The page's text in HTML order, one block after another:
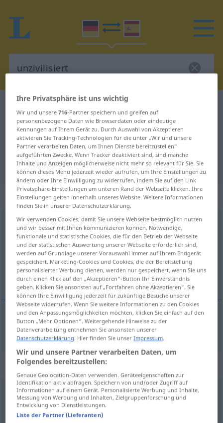
Deutsch-Spanisch Wörterbuch
Deutsch-Spanisch Übersetzung für
"unzivilisiert"
"unzivilisiert" Spanisch Übersetzung
„unzivilisiert“: Adjektiv
unzivilisiertadj PEJ
Übersicht aller Übersetzungen
(Für mehr Details die Übersetzung anklicken/antippen)
no civilizado, bárbaro
nocivilizado,bárbaro unzivilisiert
Synonyme für "unzivilisiert"
kulturlos,bildungsfern (geh.),unkultiviert,ungebildet
Ihre Privatsphäre ist uns wichtig
Wir und unsere716-Partner speichern und greifen auf
personenbezogene Daten wie Browserdaten oder eindeutige
Kennungen auf Ihrem Gerät zu. Durch Auswahl von Akzeptieren
aktivieren Sie Tracking-Technologien für die unter „Wir und unsere
Partner verarbeiten Daten, um Ihnen Dienste bereitzustellen“
aufgeführten Zwecke. Wenn Tracker deaktiviert sind, sind manche
Inhalte und Anzeigen möglicherweise nicht mehr so relevant für Sie. Sie
können dieses Menü jederzeit wieder aufrufen, um Ihre Einstellungen zu
ändern oder Ihre Einwilligung zu widerrufen, indem Sie auf den Link
Privatsphäre-Einstellungen am unteren Rand der Webseite klicken. Ihre
Einstellungen gelten innerhalb unseres Website. Weitere Informationen
finden Sie in unserer Datenschutzerklärung.
Wir verwenden Cookies, damit Sie unsere Webseite bestmöglich nutzen
und wir besser mit Ihnen kommunizieren können. Notwendige,
funktionale und statistische Cookies, die für den Betrieb der Webseite
und der statistischen Auswertung unserer Webseite erforderlich sind,
werden auf Grundlage unserer Vorauswahl immer auf Ihrem Endgerät
gespeichert. Marketing-Cookies und Cookies, die der Bereitstellung
personalisierter Werbung dienen, werden nur gespeichert, wenn Sie uns
durch einen Klick auf den „Akzeptieren“-Button Ihr Einverständnis
geben. Klicken Sie ansonsten auf „Fortfahren ohne Akzeptieren“. Sie
können Ihre Einwilligung jederzeit für zukünftige Besuche unserer
Webseite widerrufen. Wenn Sie weitere Informationen zu den Cookies
und den Anpassungsmöglichkeiten möchten, klicken Sie einfach auf den
Button „Mehr Optionen“. Weitergehende Hinweise zu der
Datenverarbeitung entnehmen Sie ansonsten unserer
Datenschutzerklärung. Hier finden Sie unserImpressum.
Wir und unsere Partner verarbeiten Daten, um
Folgendes bereitzustellen:
Genaue Geolocation-Daten verwenden. Geräteeigenschaften zur
Identifikation aktiv abfragen. Speichern von und/oder Zugriff auf
Informationen auf einem Gerät. Personalisierte Werbung und Inhalte,
Messung von Werbung und Inhalten, Zielgruppenforschung und
Entwicklung von Dienstleistungen.
Liste der Partner (Lieferanten)